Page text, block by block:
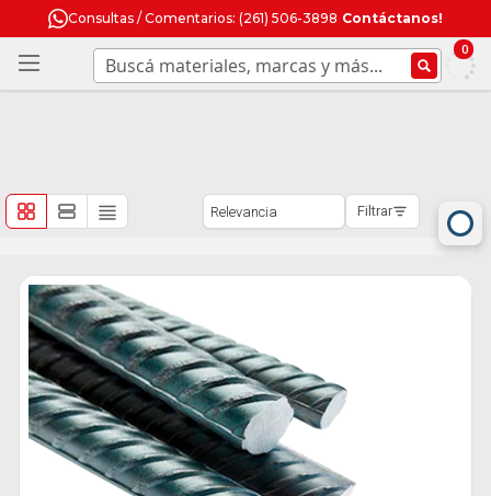
Consultas / Comentarios: (261) 506-3898 Contáctanos!
0
Filtrar